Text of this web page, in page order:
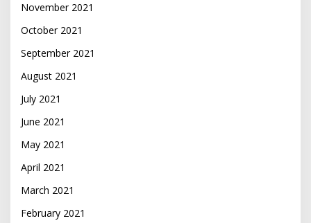
November 2021
October 2021
September 2021
August 2021
July 2021
June 2021
May 2021
April 2021
March 2021
February 2021